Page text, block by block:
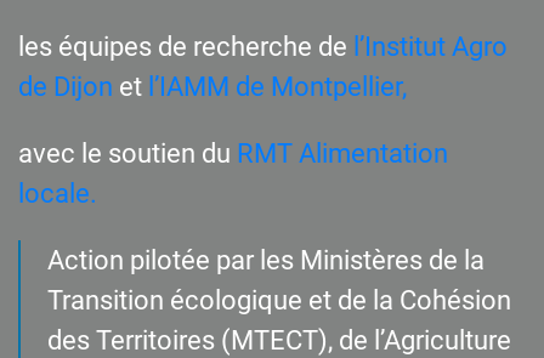
les équipes de recherche de l’Institut Agro
de Dijon et l’IAMM de Montpellier,
avec le soutien du RMT Alimentation
locale.
Action pilotée par les Ministères de la
Transition écologique et de la Cohésion
des Territoires (MTECT), de l’Agriculture